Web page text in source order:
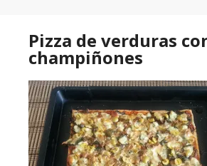
Pizza de verduras
champiñones